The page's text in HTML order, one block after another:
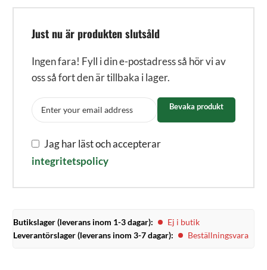
Just nu är produkten slutsåld
Ingen fara! Fyll i din e-postadress så hör vi av
oss så fort den är tillbaka i lager.
Bevaka produkt
Jag har läst och accepterar
integritetspolicy
Butikslager (leverans inom 1-3 dagar):
Ej i butik
Leverantörslager (leverans inom 3-7 dagar):
Beställningsvara